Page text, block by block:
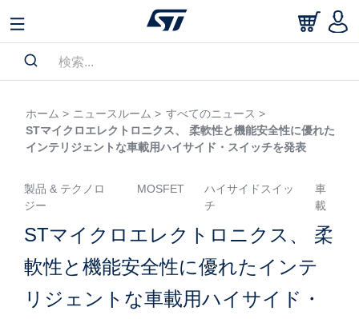
ホーム > ニュースルーム > すべてのニュース >
STマイクロエレクトロニクス、 柔軟性と機能安全性に優れた
インテリジェントな車載用ハイサイド・スイッチを発表
製品 & テクノロ
ジー
MOSFET
ハイサイドスイッ
チ
車
載
STマイクロエレクトロニクス、 柔
軟性と機能安全性に優れたインテ
リジェントな車載用ハイサイド・